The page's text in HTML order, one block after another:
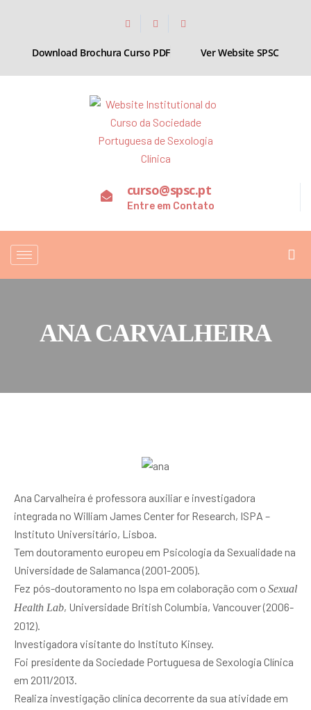
Download Brochura Curso PDF Ver Website SPSC
curso@spsc.pt
Entre em Contato
ANA CARVALHEIRA
Ana Carvalheira é professora auxiliar e investigadora
integrada no William James Center for Research, ISPA –
Instituto Universitário, Lisboa.
Tem doutoramento europeu em Psicologia da Sexualidade na
Universidade de Salamanca (2001-2005).
Fez pós-doutoramento no Ispa em colaboração com o Sexual
Health Lab, Universidade British Columbia, Vancouver (2006-
2012).
Investigadora visitante do Instituto Kinsey.
Foi presidente da Sociedade Portuguesa de Sexologia Clínica
em 2011/2013.
Realiza investigação clínica decorrente da sua atividade em